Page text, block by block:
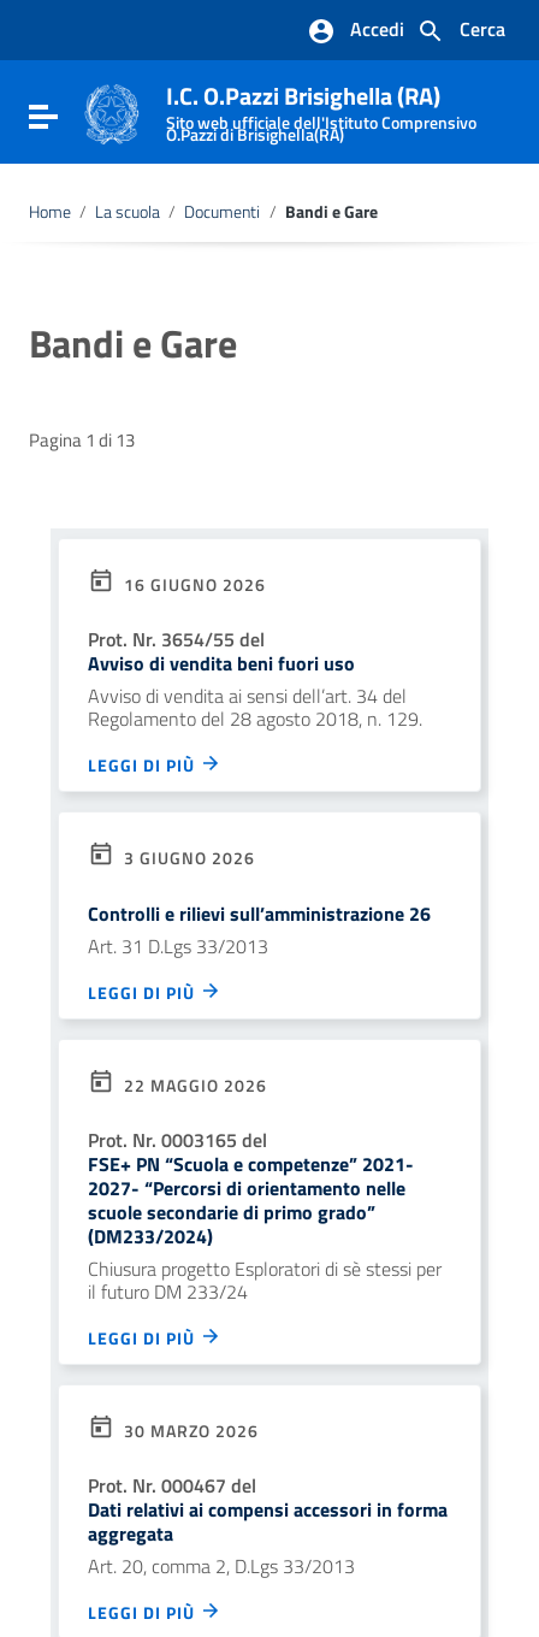
Vai al footer
Cerca
Accedi
Attiva / disattiva la navigazione
I.C. O.Pazzi Brisighella (RA)
Sito web ufficiale dell'Istituto Comprensivo
O.Pazzi di Brisighella(RA)
Home / La scuola / Documenti / Bandi e Gare
Bandi e Gare
Pagina 1 di 13
16 GIUGNO 2026
Prot. Nr. 3654/55 del
Avviso di vendita beni fuori uso
Avviso di vendita ai sensi dell’art. 34 del
Regolamento del 28 agosto 2018, n. 129.
LEGGI DI PIÙ
3 GIUGNO 2026
Controlli e rilievi sull’amministrazione 26
Art. 31 D.Lgs 33/2013
LEGGI DI PIÙ
22 MAGGIO 2026
Prot. Nr. 0003165 del
FSE+ PN “Scuola e competenze” 2021-
2027- “Percorsi di orientamento nelle
scuole secondarie di primo grado”
(DM233/2024)
Chiusura progetto Esploratori di sè stessi per
il futuro DM 233/24
LEGGI DI PIÙ
30 MARZO 2026
Prot. Nr. 000467 del
Dati relativi ai compensi accessori in forma
aggregata
Art. 20, comma 2, D.Lgs 33/2013
LEGGI DI PIÙ